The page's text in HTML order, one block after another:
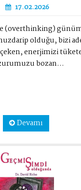
17.02.2026
(overthinking)
olduğu, bizi
enerjimizi
bozan...
Devamı